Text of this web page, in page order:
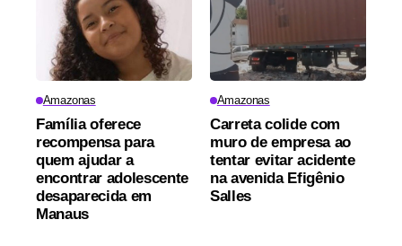
Amazonas
Família oferece
recompensa para
quem ajudar a
encontrar adolescente
desaparecida em
Manaus
Amazonas
Carreta colide com
muro de empresa ao
tentar evitar acidente
na avenida Efigênio
Salles